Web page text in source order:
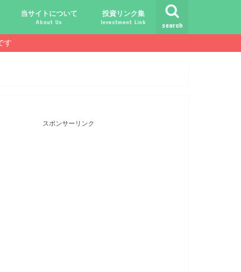
search
われない時代？
老後-子供達！
なに遊べる！
１Rとの違い
しの旅へ！
専門用語集
フ
当サイトについて
About Us
投資リンク集
Investment Link
す
スポンサーリンク